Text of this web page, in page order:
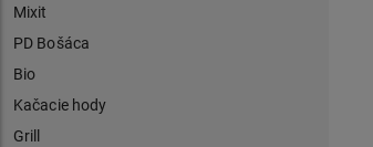
Mixit
PD Bošáca
Bio
Kačacie hody
Grill